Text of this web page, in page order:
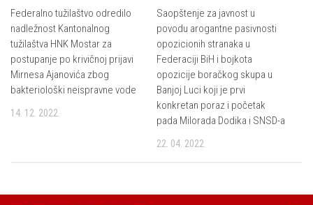
Federalno tužilaštvo odredilo
nadležnost Kantonalnog
tužilaštva HNK Mostar za
postupanje po krivičnoj prijavi
Mirnesa Ajanovića zbog
bakteriološki neispravne vode
14. 12. 2022.
Saopštenje za javnost u
povodu arogantne pasivnosti
opozicionih stranaka u
Federaciji BiH i bojkota
opozicije boračkog skupa u
Banjoj Luci koji je prvi
konkretan poraz i početak
pada Milorada Dodika i SNSD-a
22. 04. 2022.